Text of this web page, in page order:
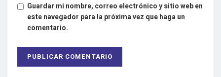
Guardar mi nombre, correo electrónico y sitio web en
este navegador para la próxima vez que haga un
comentario.